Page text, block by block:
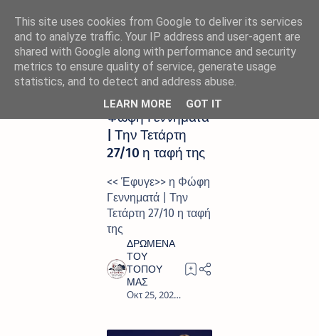
Αρχική σελίδα ΠΕΝΘΟΣ
<< Έφυγε>> η
Φώφη Γεννηματά
| Την Τετάρτη
27/10 η ταφή της
<< Έφυγε>> η Φώφη
Γεννηματά | Την
Τετάρτη 27/10 η ταφή
της
This site uses cookies from Google to deliver its services
and to analyze traffic. Your IP address and user-agent are
shared with Google along with performance and security
metrics to ensure quality of service, generate usage
statistics, and to detect and address abuse.
LEARN MORE GOT IT